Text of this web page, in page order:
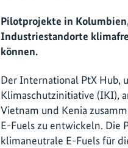
Pilotprojekte in
Industriestandorte
können.
Der International PtX Hub,
Klimaschutzinitiative (IKI),
Vietnam und Kenia
E-Fuels zu entwickeln. Die
klimaneutrale E-Fuels für